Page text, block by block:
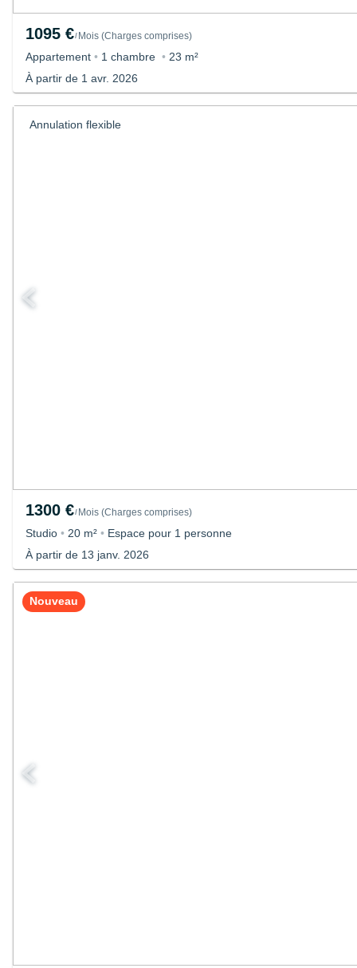
1095 €/Mois (Charges comprises)
Appartement • 1 chambre • 23 m²
À partir de 1 avr. 2026
Annulation flexible
1300 €/Mois (Charges comprises)
Studio • 20 m² • Espace pour 1 personne
À partir de 13 janv. 2026
Nouveau